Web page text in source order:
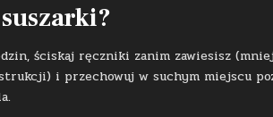
ściskaj ręczniki zanim zawiesisz
i przechowuj w suchym miejscu